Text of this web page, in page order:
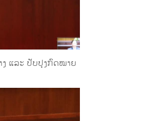
ງ ແລະ ປັບປຸງກົດໝາຍ